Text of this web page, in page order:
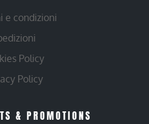
e condizioni
Policy
Policy
& PROMOTIONS